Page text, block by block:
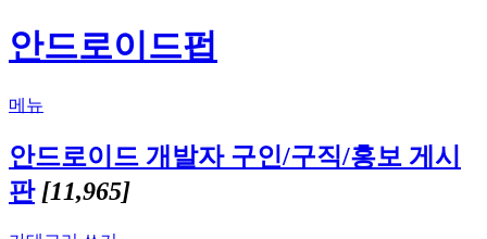
안드로이드펍
메뉴
안드로이드 개발자 구인/구직/홍보 게시
판 [11,965]